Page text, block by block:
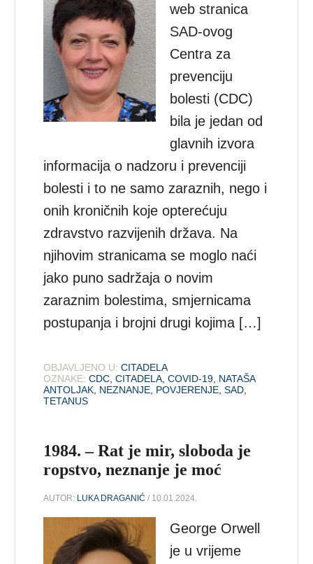
web stranica
SAD-ovog
Centra za
prevenciju
bolesti (CDC)
bila je jedan od
glavnih izvora
informacija o nadzoru i prevenciji
bolesti i to ne samo zaraznih, nego i
onih kroničnih koje opterećuju
zdravstvo razvijenih država. Na
njihovim stranicama se moglo naći
jako puno sadržaja o novim
zaraznim bolestima, smjernicama
postupanja i brojni drugi kojima […]
OBJAVLJENO U: CITADELA
OZNAKE: CDC ,CITADELA ,COVID-19 NATAŠA
ANTOLJAK NEZNANJE POVJERENJE ,SAD
TETANUS
1984. – Rat je mir, sloboda je
ropstvo, neznanje je moć
AUTOR: LUKA DRAGANIĆ / 10.01.2024.
George Orwell
je u vrijeme